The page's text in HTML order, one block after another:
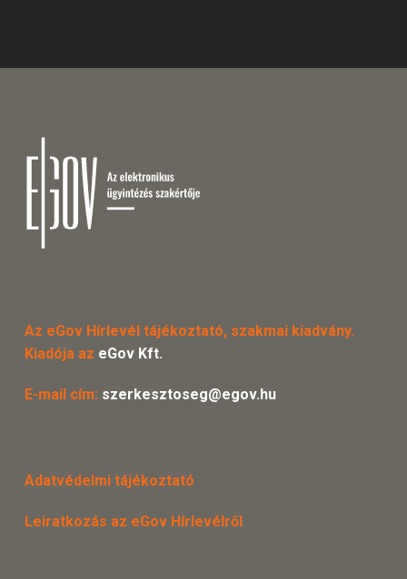
Az eGov Hírlevél tájékoztató, szakmai kiadvány.
Kiadója az eGov Kft.
E-mail cím: szerkesztoseg@egov.hu
Adatvédelmi tájékoztató
Leiratkozás az eGov Hírlevélről